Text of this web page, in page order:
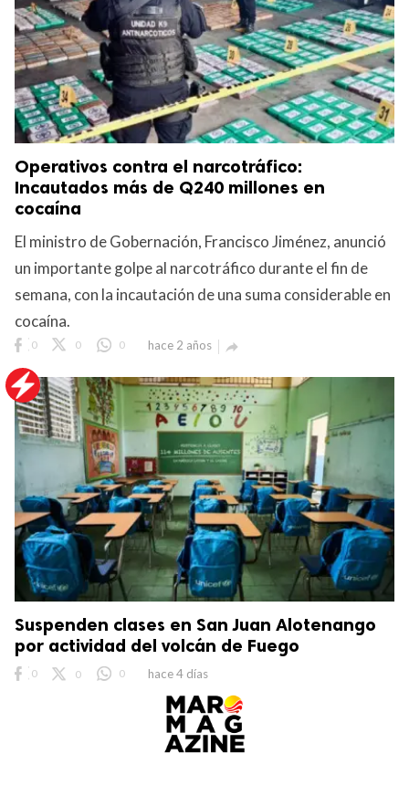
Operativos contra el narcotráfico:
Incautados más de Q240 millones en
cocaína
El ministro de Gobernación, Francisco Jiménez, anunció
un importante golpe al narcotráfico durante el fin de
semana, con la incautación de una suma considerable en
cocaína.
0 0 0 hace 2 años 
Suspenden clases en San Juan Alotenango
por actividad del volcán de Fuego
0 0 0 hace 4 días